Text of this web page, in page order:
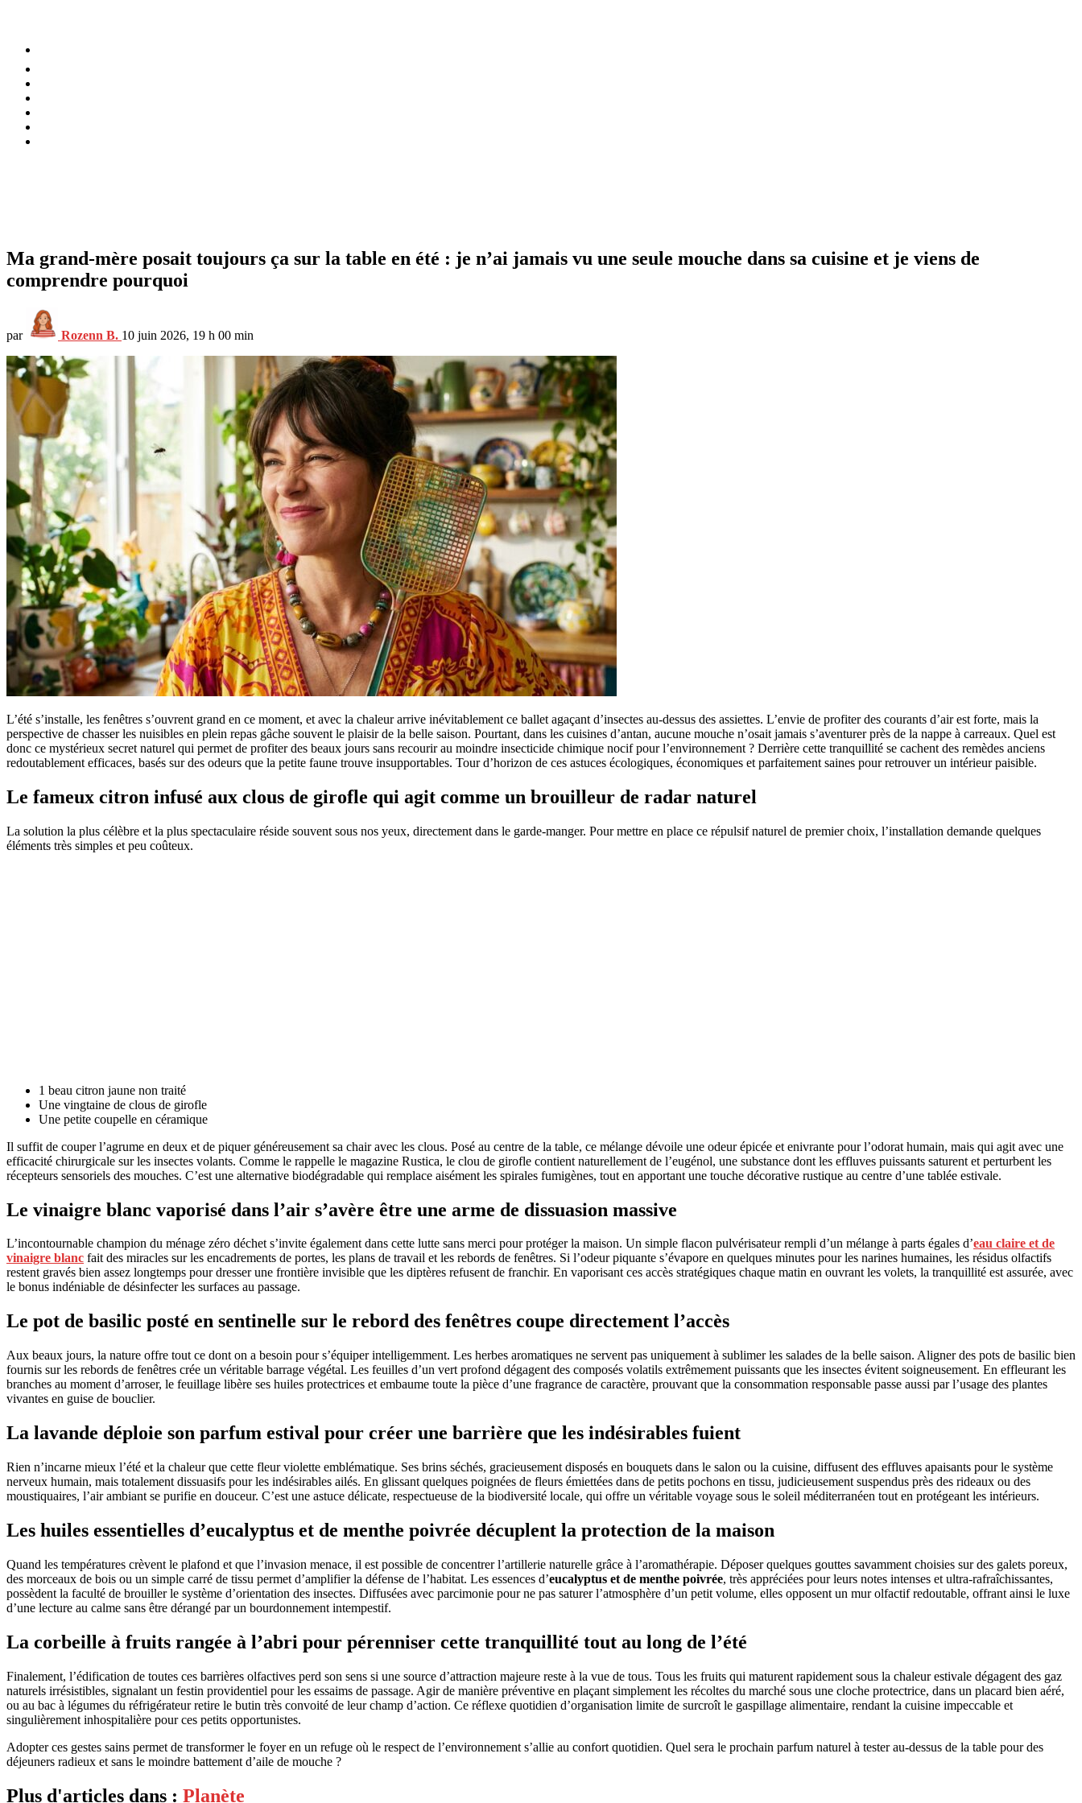
Ma grand-mère posait toujours ça sur la table en été : je n’ai jamais vu une seule mouche dans sa cuisine et je viens de
comprendre pourquoi
par Rozenn B. 10 juin 2026, 19 h 00 min
L’été s’installe, les fenêtres s’ouvrent grand en ce moment, et avec la chaleur arrive inévitablement ce ballet agaçant d’insectes au-dessus des assiettes. L’envie de profiter des courants d’air est forte, mais la
perspective de chasser les nuisibles en plein repas gâche souvent le plaisir de la belle saison. Pourtant, dans les cuisines d’antan, aucune mouche n’osait jamais s’aventurer près de la nappe à carreaux. Quel est
donc ce mystérieux secret naturel qui permet de profiter des beaux jours sans recourir au moindre insecticide chimique nocif pour l’environnement ? Derrière cette tranquillité se cachent des remèdes anciens
redoutablement efficaces, basés sur des odeurs que la petite faune trouve insupportables. Tour d’horizon de ces astuces écologiques, économiques et parfaitement saines pour retrouver un intérieur paisible.
Le fameux citron infusé aux clous de girofle qui agit comme un brouilleur de radar naturel
La solution la plus célèbre et la plus spectaculaire réside souvent sous nos yeux, directement dans le garde-manger. Pour mettre en place ce répulsif naturel de premier choix, l’installation demande quelques
éléments très simples et peu coûteux.
1 beau citron jaune non traité
Une vingtaine de clous de girofle
Une petite coupelle en céramique
Il suffit de couper l’agrume en deux et de piquer généreusement sa chair avec les clous. Posé au centre de la table, ce mélange dévoile une odeur épicée et enivrante pour l’odorat humain, mais qui agit avec une
efficacité chirurgicale sur les insectes volants. Comme le rappelle le magazine Rustica, le clou de girofle contient naturellement de l’eugénol, une substance dont les effluves puissants saturent et perturbent les
récepteurs sensoriels des mouches. C’est une alternative biodégradable qui remplace aisément les spirales fumigènes, tout en apportant une touche décorative rustique au centre d’une tablée estivale.
Le vinaigre blanc vaporisé dans l’air s’avère être une arme de dissuasion massive
L’incontournable champion du ménage zéro déchet s’invite également dans cette lutte sans merci pour protéger la maison. Un simple flacon pulvérisateur rempli d’un mélange à parts égales d’eau claire et de
vinaigre blanc fait des miracles sur les encadrements de portes, les plans de travail et les rebords de fenêtres. Si l’odeur piquante s’évapore en quelques minutes pour les narines humaines, les résidus olfactifs
restent gravés bien assez longtemps pour dresser une frontière invisible que les diptères refusent de franchir. En vaporisant ces accès stratégiques chaque matin en ouvrant les volets, la tranquillité est assurée, avec
le bonus indéniable de désinfecter les surfaces au passage.
Le pot de basilic posté en sentinelle sur le rebord des fenêtres coupe directement l’accès
Aux beaux jours, la nature offre tout ce dont on a besoin pour s’équiper intelligemment. Les herbes aromatiques ne servent pas uniquement à sublimer les salades de la belle saison. Aligner des pots de basilic bien
fournis sur les rebords de fenêtres crée un véritable barrage végétal. Les feuilles d’un vert profond dégagent des composés volatils extrêmement puissants que les insectes évitent soigneusement. En effleurant les
branches au moment d’arroser, le feuillage libère ses huiles protectrices et embaume toute la pièce d’une fragrance de caractère, prouvant que la consommation responsable passe aussi par l’usage des plantes
vivantes en guise de bouclier.
La lavande déploie son parfum estival pour créer une barrière que les indésirables fuient
Rien n’incarne mieux l’été et la chaleur que cette fleur violette emblématique. Ses brins séchés, gracieusement disposés en bouquets dans le salon ou la cuisine, diffusent des effluves apaisants pour le système
nerveux humain, mais totalement dissuasifs pour les indésirables ailés. En glissant quelques poignées de fleurs émiettées dans de petits pochons en tissu, judicieusement suspendus près des rideaux ou des
moustiquaires, l’air ambiant se purifie en douceur. C’est une astuce délicate, respectueuse de la biodiversité locale, qui offre un véritable voyage sous le soleil méditerranéen tout en protégeant les intérieurs.
Les huiles essentielles d’eucalyptus et de menthe poivrée décuplent la protection de la maison
Quand les températures crèvent le plafond et que l’invasion menace, il est possible de concentrer l’artillerie naturelle grâce à l’aromathérapie. Déposer quelques gouttes savamment choisies sur des galets poreux,
des morceaux de bois ou un simple carré de tissu permet d’amplifier la défense de l’habitat. Les essences d’eucalyptus et de menthe poivrée, très appréciées pour leurs notes intenses et ultra-rafraîchissantes,
possèdent la faculté de brouiller le système d’orientation des insectes. Diffusées avec parcimonie pour ne pas saturer l’atmosphère d’un petit volume, elles opposent un mur olfactif redoutable, offrant ainsi le luxe
d’une lecture au calme sans être dérangé par un bourdonnement intempestif.
La corbeille à fruits rangée à l’abri pour pérenniser cette tranquillité tout au long de l’été
Finalement, l’édification de toutes ces barrières olfactives perd son sens si une source d’attraction majeure reste à la vue de tous. Tous les fruits qui maturent rapidement sous la chaleur estivale dégagent des gaz
naturels irrésistibles, signalant un festin providentiel pour les essaims de passage. Agir de manière préventive en plaçant simplement les récoltes du marché sous une cloche protectrice, dans un placard bien aéré,
ou au bac à légumes du réfrigérateur retire le butin très convoité de leur champ d’action. Ce réflexe quotidien d’organisation limite de surcroît le gaspillage alimentaire, rendant la cuisine impeccable et
singulièrement inhospitalière pour ces petits opportunistes.
Adopter ces gestes sains permet de transformer le foyer en un refuge où le respect de l’environnement s’allie au confort quotidien. Quel sera le prochain parfum naturel à tester au-dessus de la table pour des
déjeuners radieux et sans le moindre battement d’aile de mouche ?
Plus d'articles dans : Planète